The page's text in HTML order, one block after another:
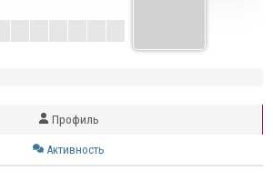
Профиль
Активность